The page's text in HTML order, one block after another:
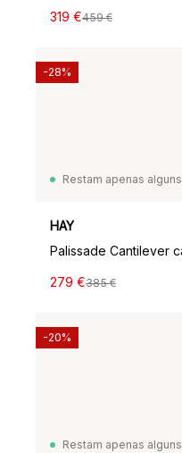
319 €459 €
Restam apenas alguns
HAY
279 €385 €
-28%
Restam apenas alguns
-20%